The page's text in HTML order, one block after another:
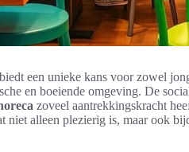
biedt een unieke kans voor zowel
en boeiende omgeving. De
zoveel aantrekkingskracht
niet alleen plezierig is, maar ook